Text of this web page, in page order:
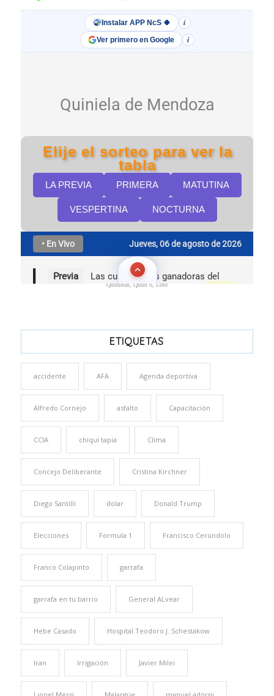
Quinielas, Quini 6, Loto
ETIQUETAS
accidente AFA Agenda deportiva
Alfredo Cornejo asfalto Capacitación
CCIA chiqui tapia Clima
Concejo Deliberante Cristina Kirchner
Diego Santilli dolar Donald Trump
Elecciones Formula 1 Francisco Cerúndolo
Franco Colapinto garrafa
garrafa en tu barrio General ALvear
Hebe Casado Hospital Teodoro J. Schestakow
Iran Irrigación Javier Milei